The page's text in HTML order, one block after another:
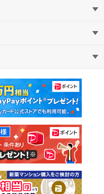
中古マンション
中古一戸建て
土地
教えて！住まいの先生